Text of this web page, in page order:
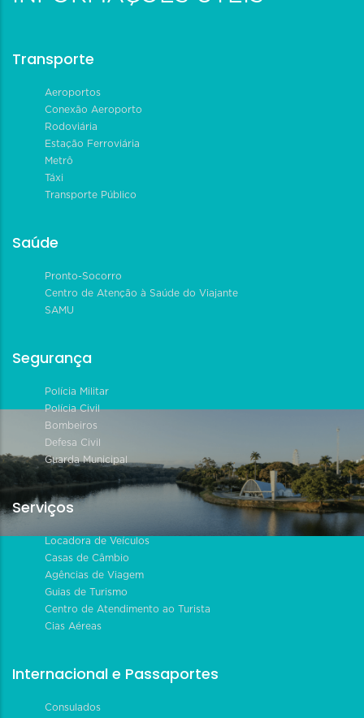
Transporte
Aeroportos
Conexão Aeroporto
Rodoviária
Estação Ferroviária
Metrô
Táxi
Transporte Público
Saúde
Pronto-Socorro
Centro de Atenção à Saúde do Viajante
SAMU
Segurança
Polícia Militar
Polícia Civil
Bombeiros
Defesa Civil
Guarda Municipal
Serviços
Locadora de Veículos
Casas de Câmbio
Agências de Viagem
Guias de Turismo
Centro de Atendimento ao Turista
Cias Aéreas
Internacional e Passaportes
Consulados